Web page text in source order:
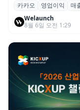
카카오, 2026
이익 2770억…
카카오 영업이익
매
Welaunch
8월 6일 오전 1:29